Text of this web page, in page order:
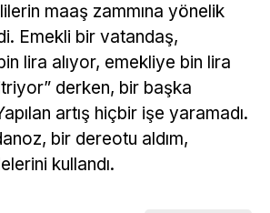
maaş zammına yönelik
Emekli bir vatandaş,
lira alıyor, emekliye bin lira
derken, bir başka
artış hiçbir işe yaramadı.
bir dereotu aldım,
kullandı.